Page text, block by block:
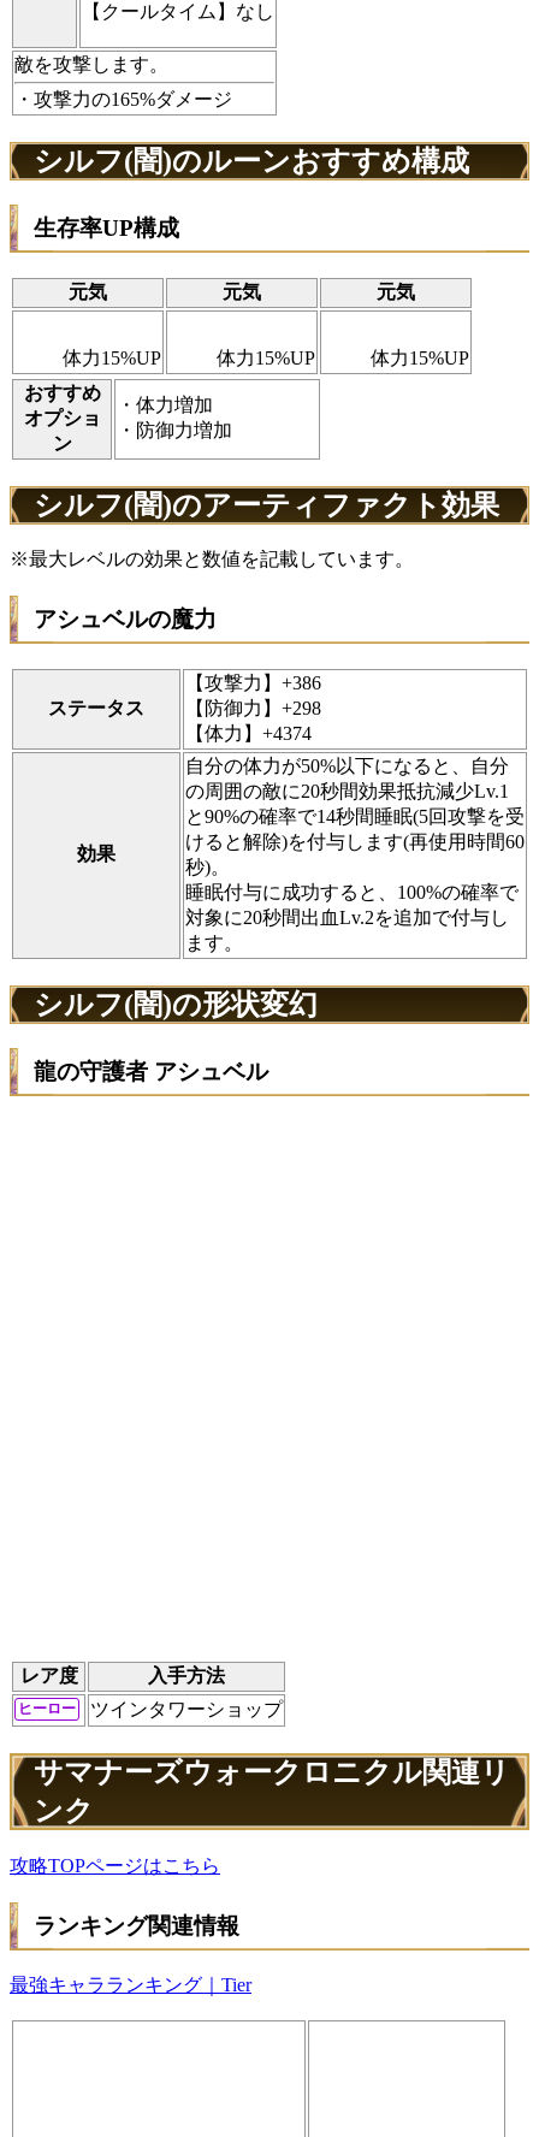
【クールタイム】なし
敵を攻撃します。
・攻撃力の165%ダメージ
シルフ(闇)のルーンおすすめ構成
生存率UP構成
元気 元気 元気
体力15%UP 体力15%UP
体力15%UP
おすすめ
オプショ
ン
・体力増加
・防御力増加
シルフ(闇)のアーティファクト効果
※最大レベルの効果と数値を記載しています。
アシュベルの魔力
ステータス
【攻撃力】+386
【防御力】+298
【体力】+4374
効果
自分の体力が50%以下になると、自分
の周囲の敵に20秒間効果抵抗減少Lv.1
と90%の確率で14秒間睡眠(5回攻撃を受
けると解除)を付与します(再使用時間60
秒)。
睡眠付与に成功すると、100%の確率で
対象に20秒間出血Lv.2を追加で付与し
ます。
シルフ(闇)の形状変幻
龍の守護者 アシュベル
レア度 入手方法
ヒーロー ツインタワーショップ
サマナーズウォークロニクル関連リ
ンク
攻略TOPページはこちら
ランキング関連情報
最強キャラランキング｜Tier